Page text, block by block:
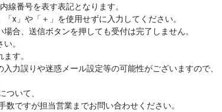
線番号を表す表記となります。
x」や「＋」を使用せずに入力してください。
合、送信ボタンを押しても受付は完了しません。
。
す。
力誤りや迷惑メール設定等の可能性がございますので、
いて、
ですが担当営業までお問い合わせください。